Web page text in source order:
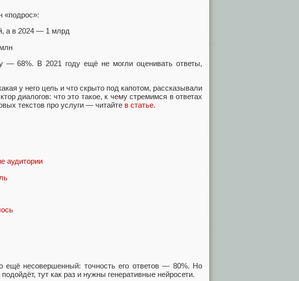
«подрос»:
а в 2024 — 1 млрд
— 68%. В 2021 году ещё не могли оценивать ответы,
у него цель и что скрыто под капотом, рассказывали
диалогов: что это такое, к чему стремимся в ответах
текстов про услуги — читайте в статье.
аудитории
несовершенный: точность его ответов — 80%. Но
тут как раз и нужны генеративные нейросети.